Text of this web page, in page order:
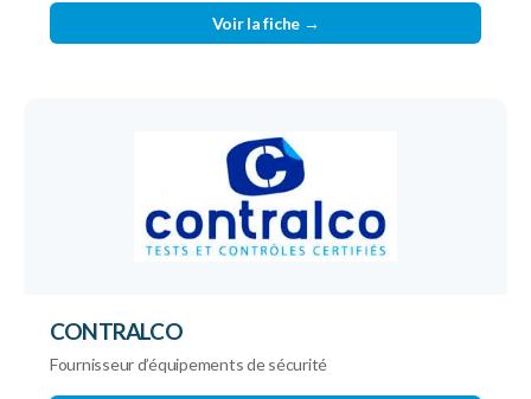
Voir la fiche →
CONTRALCO
Fournisseur d’équipements de sécurité